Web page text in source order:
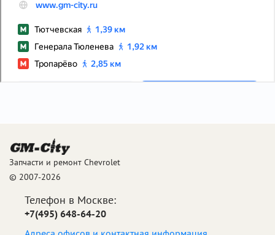
Запчасти и ремонт Chevrolet
© 2007-2026
Телефон в Москве:
+7(495) 648-64-20